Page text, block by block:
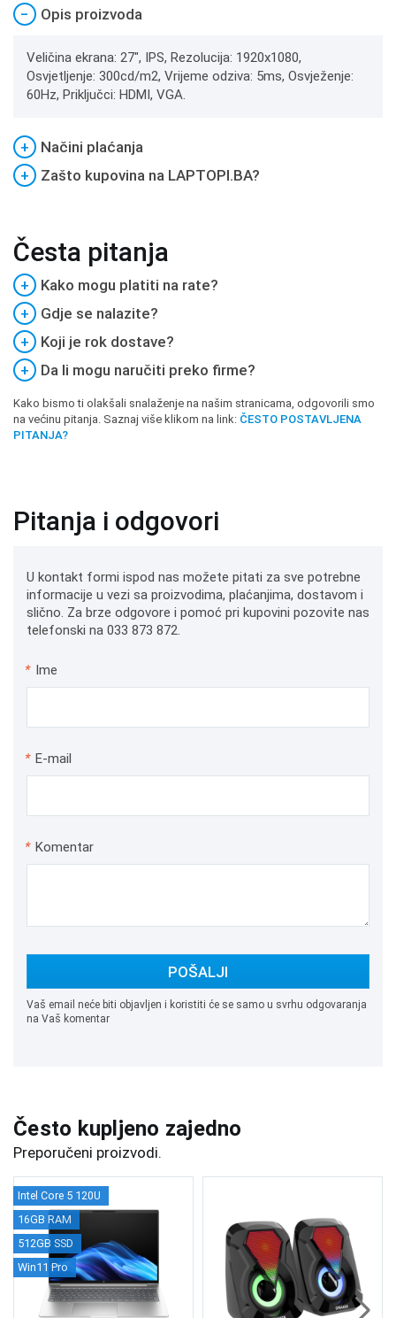
− Opis proizvoda
Veličina ekrana: 27", IPS, Rezolucija: 1920x1080,
Osvjetljenje: 300cd/m2, Vrijeme odziva: 5ms, Osvježenje:
60Hz, Priključci: HDMI, VGA.
+
Načini plaćanja
+
Zašto kupovina na LAPTOPI.BA?
Česta pitanja
+
Kako mogu platiti na rate?
+
Gdje se nalazite?
+
Koji je rok dostave?
+
Da li mogu naručiti preko firme?
Kako bismo ti olakšali snalaženje na našim stranicama, odgovorili smo
na većinu pitanja. Saznaj više klikom na link: ČESTO POSTAVLJENA
PITANJA?
Pitanja i odgovori
U kontakt formi ispod nas možete pitati za sve potrebne
informacije u vezi sa proizvodima, plaćanjima, dostavom i
slično. Za brze odgovore i pomoć pri kupovini pozovite nas
telefonski na 033 873 872.
* Ime
* E-mail
* Komentar
POŠALJI
Vaš email neće biti objavljen i koristiti će se samo u svrhu odgovaranja
na Vaš komentar
Često kupljeno zajedno
Preporučeni proizvodi.
Intel Core 5 120U
16GB RAM
512GB SSD
Win11 Pro